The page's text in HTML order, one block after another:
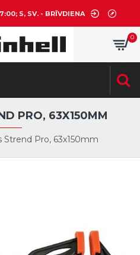
S, SV. - BRĪVDIENA
0
Strend Pro, 63x150mm
PRO, 63X150MM